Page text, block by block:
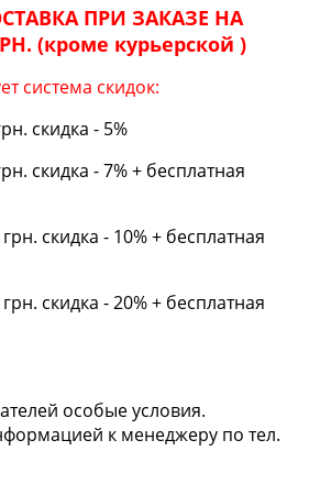
ПРИ ЗАКАЗЕ НА
(кроме курьерской )
система скидок:
скидка - 5%
скидка - 7% + бесплатная
скидка - 10% + бесплатная
скидка - 20% + бесплатная
особые условия.
к менеджеру по тел.